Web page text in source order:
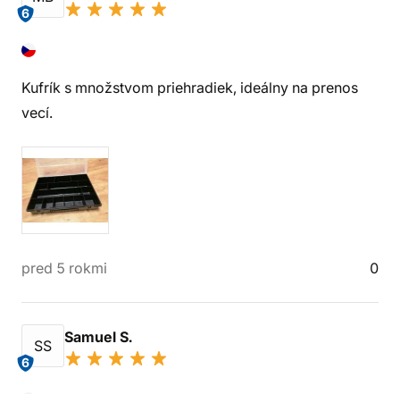
6
Kufrík s množstvom priehradiek, ideálny na prenos
vecí.
pred 5 rokmi 0
SS
6
Samuel S.